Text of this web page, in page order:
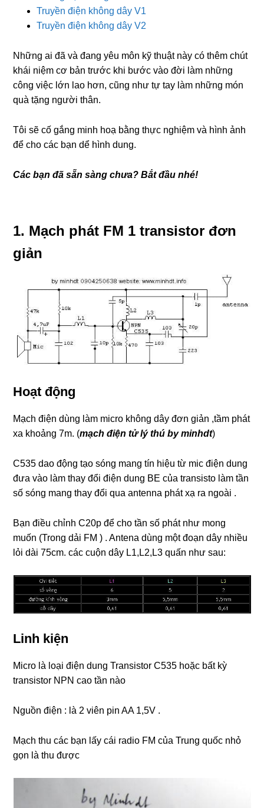
Truyền điện không dây V1
Truyền điện không dây V2
Những ai đã và đang yêu môn kỹ thuật này có thêm chút
khái niệm cơ bản trước khi bước vào đời làm những
công việc lớn lao hơn, cũng như tự tay làm những món
quà tặng người thân.
Tôi sẽ cố gắng minh hoạ bằng thực nghiệm và hình ảnh
để cho các bạn dể hình dung.
Các bạn đã sẵn sàng chưa? Bắt đầu nhé!
1. Mạch phát FM 1 transistor đơn
giản
Hoạt động
Mạch điện dùng làm micro không dây đơn giản ,tầm phát
xa khoảng 7m. (mạch điện tử lý thú by minhdt)
C535 dao động tạo sóng mang tín hiệu từ mic điện dung
đưa vào làm thay đổi điện dung BE của transisto làm tần
số sóng mang thay đổi qua antenna phát xạ ra ngoài .
Bạn điều chỉnh C20p để cho tần số phát như mong
muốn (Trong dải FM ) . Antena dùng một đoạn dây nhiều
lỏi dài 75cm. các cuộn dây L1,L2,L3 quấn như sau:
Linh kiện
Micro là loại điện dung Transistor C535 hoặc bất kỳ
transistor NPN cao tần nào
Nguồn điện : là 2 viên pin AA 1,5V .
Mạch thu các bạn lấy cái radio FM của Trung quốc nhỏ
gọn là thu được